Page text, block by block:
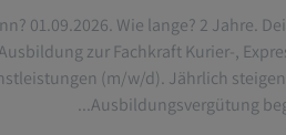
01.09.2026. Wie lange? 2 Jahre.
zur Fachkraft Kurier-,
(m/w/d). Jährlich
Ausbildungsvergütung